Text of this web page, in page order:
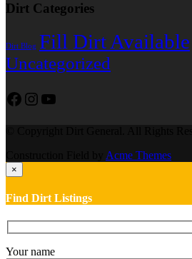
Dirt Categories
Dirt Blog Fill Dirt Available
Uncategorized
Facebook
Instagram
YouTube
Acme Themes
×
Find Dirt Listings
Your name